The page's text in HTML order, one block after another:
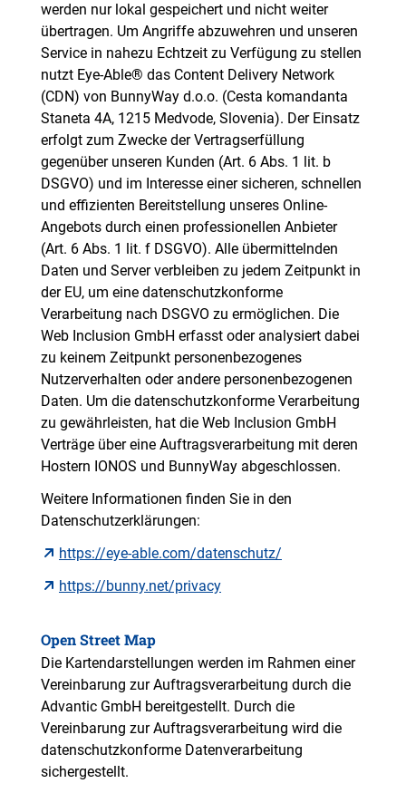
werden nur lokal gespeichert und nicht weiter
übertragen. Um Angriffe abzuwehren und unseren
Service in nahezu Echtzeit zu Verfügung zu stellen
nutzt Eye-Able® das Content Delivery Network
(CDN) von BunnyWay d.o.o. (Cesta komandanta
Staneta 4A, 1215 Medvode, Slovenia). Der Einsatz
erfolgt zum Zwecke der Vertragserfüllung
gegenüber unseren Kunden (Art. 6 Abs. 1 lit. b
DSGVO) und im Interesse einer sicheren, schnellen
und effizienten Bereitstellung unseres Online-
Angebots durch einen professionellen Anbieter
(Art. 6 Abs. 1 lit. f DSGVO). Alle übermittelnden
Daten und Server verbleiben zu jedem Zeitpunkt in
der EU, um eine datenschutzkonforme
Verarbeitung nach DSGVO zu ermöglichen. Die
Web Inclusion GmbH erfasst oder analysiert dabei
zu keinem Zeitpunkt personenbezogenes
Nutzerverhalten oder andere personenbezogenen
Daten. Um die datenschutzkonforme Verarbeitung
zu gewährleisten, hat die Web Inclusion GmbH
Verträge über eine Auftragsverarbeitung mit deren
Hostern IONOS und BunnyWay abgeschlossen.
Weitere Informationen finden Sie in den
Datenschutzerklärungen:
https://eye-able.com/datenschutz/
https://bunny.net/privacy
Open Street Map
Die Kartendarstellungen werden im Rahmen einer
Vereinbarung zur Auftragsverarbeitung durch die
Advantic GmbH bereitgestellt. Durch die
Vereinbarung zur Auftragsverarbeitung wird die
datenschutzkonforme Datenverarbeitung
sichergestellt.